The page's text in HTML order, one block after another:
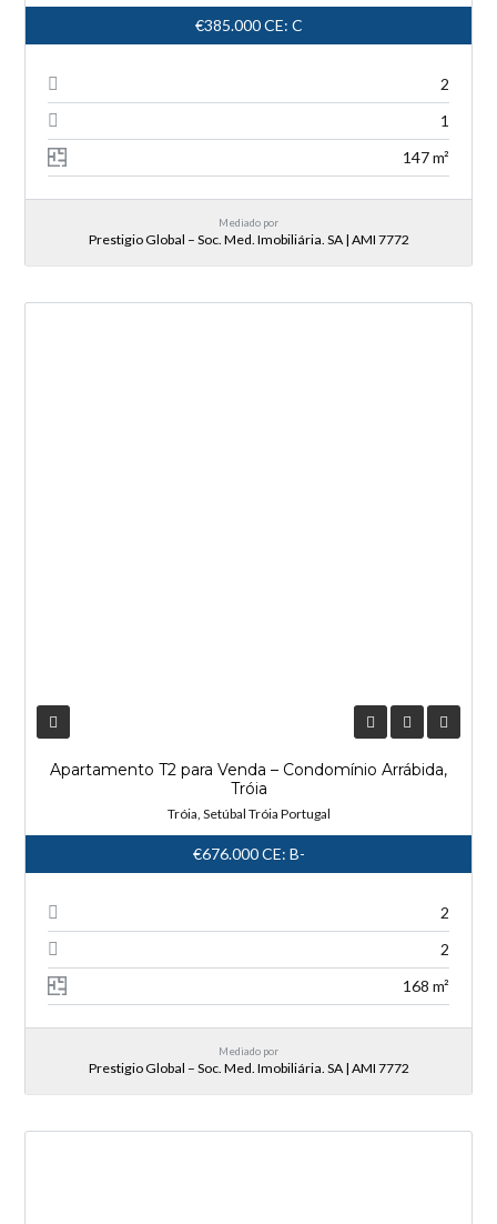
€385.000CE: C
2
1
147 m²
Mediado por
Prestigio Global – Soc. Med. Imobiliária. SA | AMI 7772
Apartamento T2 para Venda – Condomínio Arrábida,
Tróia
Tróia, Setúbal Tróia Portugal
€676.000CE: B-
2
2
168 m²
Mediado por
Prestigio Global – Soc. Med. Imobiliária. SA | AMI 7772